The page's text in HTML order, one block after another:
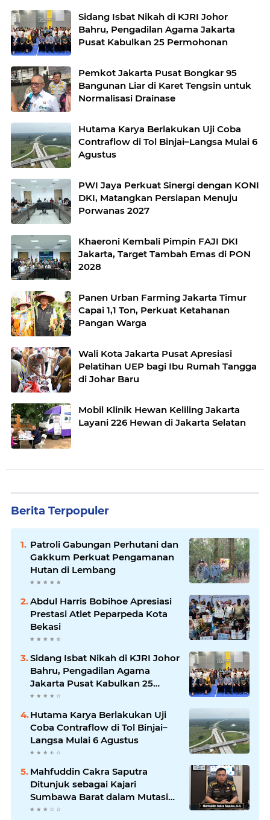
Sidang Isbat Nikah di KJRI Johor
Bahru, Pengadilan Agama Jakarta
Pusat Kabulkan 25 Permohonan
Pemkot Jakarta Pusat Bongkar 95
Bangunan Liar di Karet Tengsin untuk
Normalisasi Drainase
Hutama Karya Berlakukan Uji Coba
Contraflow di Tol Binjai–Langsa Mulai 6
Agustus
PWI Jaya Perkuat Sinergi dengan KONI
DKI, Matangkan Persiapan Menuju
Porwanas 2027
Khaeroni Kembali Pimpin FAJI DKI
Jakarta, Target Tambah Emas di PON
2028
Panen Urban Farming Jakarta Timur
Capai 1,1 Ton, Perkuat Ketahanan
Pangan Warga
Wali Kota Jakarta Pusat Apresiasi
Pelatihan UEP bagi Ibu Rumah Tangga
di Johar Baru
Mobil Klinik Hewan Keliling Jakarta
Layani 226 Hewan di Jakarta Selatan
Berita Terpopuler
Patroli Gabungan Perhutani dan
Gakkum Perkuat Pengamanan
Hutan di Lembang
Abdul Harris Bobihoe Apresiasi
Prestasi Atlet Peparpeda Kota
Bekasi
Sidang Isbat Nikah di KJRI Johor
Bahru, Pengadilan Agama
Jakarta Pusat Kabulkan 25
Permohonan
Hutama Karya Berlakukan Uji
Coba Contraflow di Tol Binjai–
Langsa Mulai 6 Agustus
Mahfuddin Cakra Saputra
Ditunjuk sebagai Kajari
Sumbawa Barat dalam Mutasi
Kejaksaan Agung